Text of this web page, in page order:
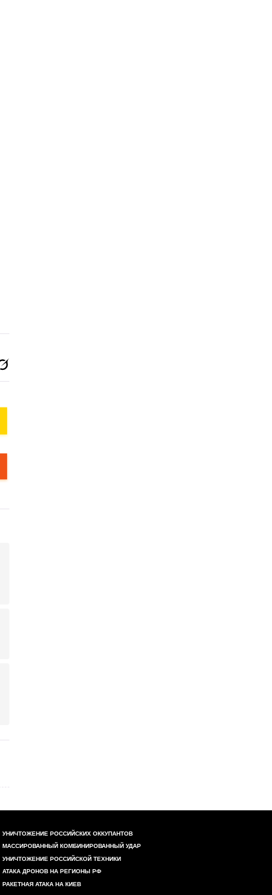
УНИЧТОЖЕНИЕ РОССИЙСКИХ ОККУПАНТОВ
МАССИРОВАННЫЙ КОМБИНИРОВАННЫЙ УДАР
УНИЧТОЖЕНИЕ РОССИЙСКОЙ ТЕХНИКИ
АТАКА ДРОНОВ НА РЕГИОНЫ РФ
РАКЕТНАЯ АТАКА НА КИЕВ